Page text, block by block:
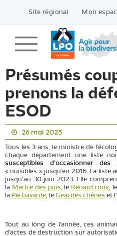
contenu
Site régional Mon
Présumés
prenons la
ESOD
26 mai 2023
Tous les 3 ans, le ministre de
chaque département une liste
susceptibles d'occasionner des
« nuisibles » jusqu’en 2016. La liste
jusqu'au 30 juin 2023. Elle
la Martre des pins , le Renard roux , le
la Pie bavarde , le Geai des chênes et l’
Tout au long de l’année, ces
d’actes de destruction sur